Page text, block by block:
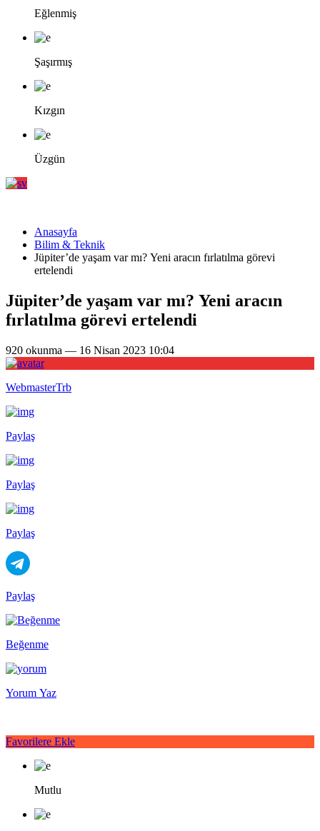
Eğlenmiş
Şaşırmış
Kızgın
Üzgün
Anasayfa
Bilim & Teknik
Jüpiter’de yaşam var mı? Yeni aracın fırlatılma görevi
ertelendi
Jüpiter’de yaşam var mı? Yeni aracın
fırlatılma görevi ertelendi
920 okunma — 16 Nisan 2023 10:04
WebmasterTrb
Paylaş
Paylaş
Paylaş
Paylaş
Beğenme
Yorum Yaz
Favorilere Ekle
Mutlu